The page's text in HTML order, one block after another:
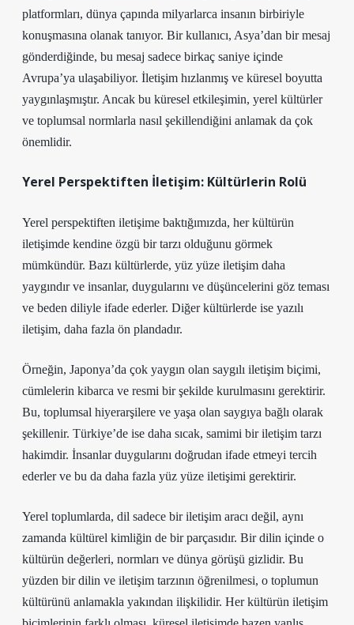
platformları, dünya çapında milyarlarca insanın birbiriyle
konuşmasına olanak tanıyor. Bir kullanıcı, Asya’dan bir mesaj
gönderdiğinde, bu mesaj sadece birkaç saniye içinde
Avrupa’ya ulaşabiliyor. İletişim hızlanmış ve küresel boyutta
yaygınlaşmıştır. Ancak bu küresel etkileşimin, yerel kültürler
ve toplumsal normlarla nasıl şekillendiğini anlamak da çok
önemlidir.
Yerel Perspektiften İletişim: Kültürlerin Rolü
Yerel perspektiften iletişime baktığımızda, her kültürün
iletişimde kendine özgü bir tarzı olduğunu görmek
mümkündür. Bazı kültürlerde, yüz yüze iletişim daha
yaygındır ve insanlar, duygularını ve düşüncelerini göz teması
ve beden diliyle ifade ederler. Diğer kültürlerde ise yazılı
iletişim, daha fazla ön plandadır.
Örneğin, Japonya’da çok yaygın olan saygılı iletişim biçimi,
cümlelerin kibarca ve resmi bir şekilde kurulmasını gerektirir.
Bu, toplumsal hiyerarşilere ve yaşa olan saygıya bağlı olarak
şekillenir. Türkiye’de ise daha sıcak, samimi bir iletişim tarzı
hakimdir. İnsanlar duygularını doğrudan ifade etmeyi tercih
ederler ve bu da daha fazla yüz yüze iletişimi gerektirir.
Yerel toplumlarda, dil sadece bir iletişim aracı değil, aynı
zamanda kültürel kimliğin de bir parçasıdır. Bir dilin içinde o
kültürün değerleri, normları ve dünya görüşü gizlidir. Bu
yüzden bir dilin ve iletişim tarzının öğrenilmesi, o toplumun
kültürünü anlamakla yakından ilişkilidir. Her kültürün iletişim